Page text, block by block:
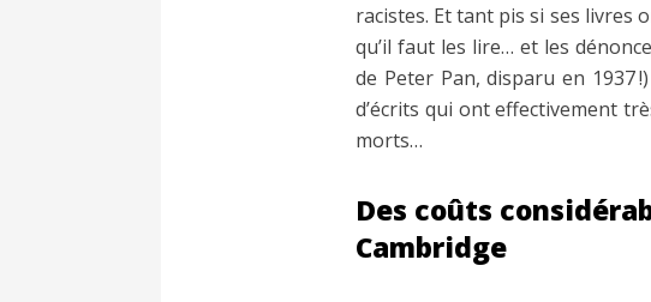
racistes. Et tant pis si ses livres
qu’il faut les lire… et les
de Peter Pan, disparu en 1937
d’écrits qui ont effectivement
morts…
Des coûts
Cambridge